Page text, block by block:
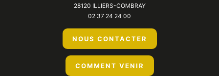
28120 ILLIERS-COMBRAY
02 37 24 24 00
NOUS CONTACTER
COMMENT VENIR